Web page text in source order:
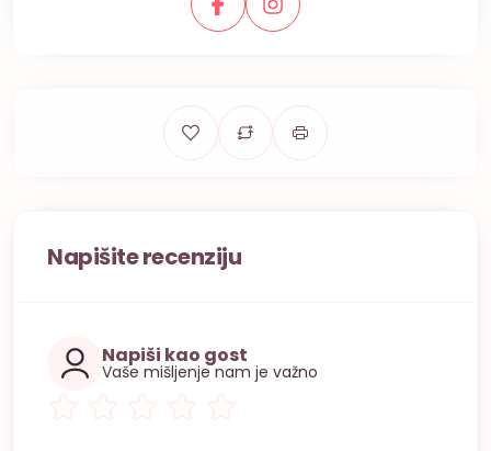
Napišite recenziju
Napiši kao gost
Vaše mišljenje nam je važno